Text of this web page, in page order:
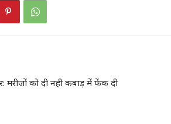
मरीजों को दी नही कबाड़ में फेंक दी